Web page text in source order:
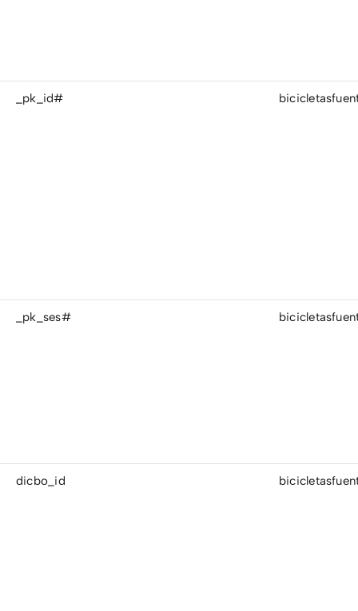
_pk_id#
_pk_ses#
dicbo_id